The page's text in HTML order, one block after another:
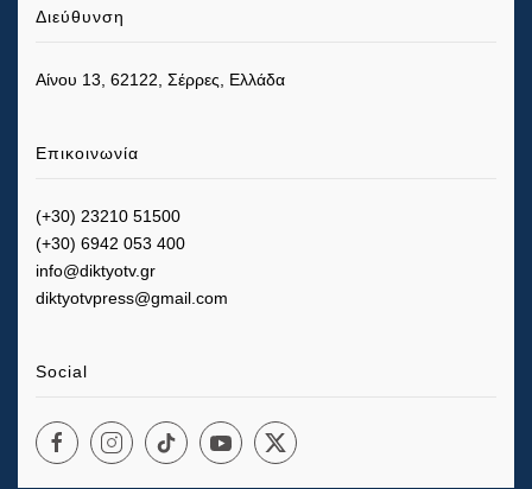
Διεύθυνση
Αίνου 13, 62122, Σέρρες, Ελλάδα
Επικοινωνία
(+30) 23210 51500
(+30) 6942 053 400
info@diktyotv.gr
diktyotvpress@gmail.com
Social